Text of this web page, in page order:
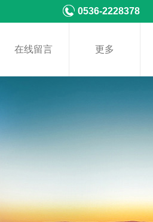
0536-2228378
在线留言 更多